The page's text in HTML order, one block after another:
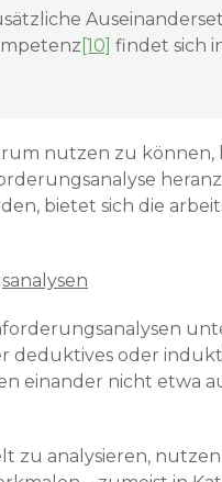
[10] findet sich
nutzen zu können,
bietet sich die
oder
einander nicht etwa
zu analysieren,